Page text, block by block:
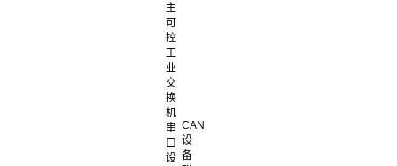
主
可
控
工
业
交
换
机
串
口
设
CAN
设
备